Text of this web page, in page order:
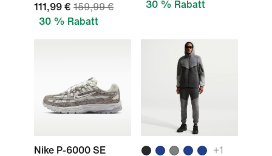
111,99 € 159,99 €
30 % Rabatt
30 % Rabatt
Nike P-6000 SE
+1